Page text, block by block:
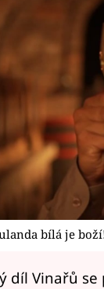
bílá je
díl Vinařů